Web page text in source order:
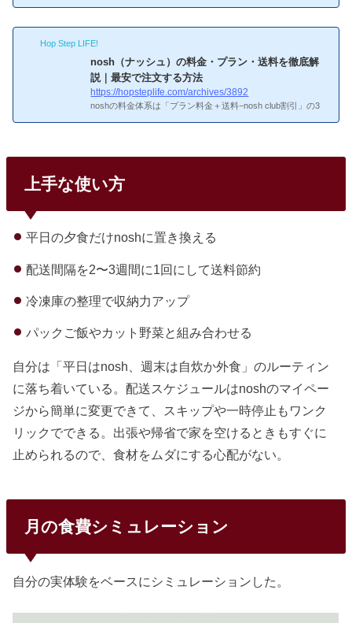
ーザーを買い足しましたが、事前に知っていれば防げたトラ
ブルです。noshの容器ってどれくらいの大きさなの？noshの
容器サイズ
容器サイズ横18cm × 縦16.5cm × 高さ4.5cm10
食分だと高さ45cm分のスペースが必要重ねると約4.5kg（け
っこう重い）正直なところ、このサイズ感は実物を見ないと
わからないんですよね。コンビニ弁当より一回り小さいです
が、...
Hop Step LIFE!
nosh（ナッシュ）の料金・プラン・送料を徹底解
説｜最安で注文する方法
https://hopsteplife.com/archives/3892
noshの料金体系は「プラン料金＋送料−nosh club割引」の3
た。出典：nosh（ナッシュ）公式サイト料金プランnoshは食
るので、冷凍庫のスペースが許すなら10食プランが最もコス
け8食プラン：中間10食プラン：1食462円〜。コスパ最良自
上手な使い方
平日の夕食だけnoshに置き換える
配送間隔を2〜3週間に1回にして送料節約
冷凍庫の整理で収納力アップ
パックご飯やカット野菜と組み合わせる
自分は「平日はnosh、週末は自炊か外食」のルーティン
に落ち着いている。配送スケジュールはnoshのマイペー
ジから簡単に変更できて、スキップや一時停止もワンク
リックでできる。出張や帰省で家を空けるときもすぐに
止められるので、食材をムダにする心配がない。
月の食費シミュレーション
自分の実体験をベースにシミュレーションした。